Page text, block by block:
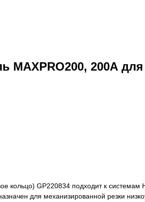
MAXPRO200, 200А
кольцо) GP220834 подходит к системам
для механизированной резки